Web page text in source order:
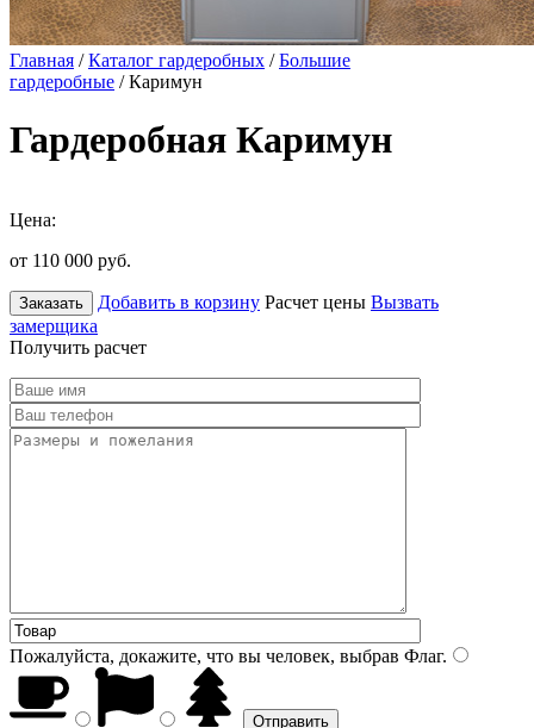
Главная /Каталог гардеробных /Большие
гардеробные / Каримун
Гардеробная Каримун
Цена:
от 110 000 руб.
Заказать Добавить в корзину Расчет цены Вызвать
замерщика
Получить расчет
Пожалуйста, докажите, что вы человек, выбрав Флаг.